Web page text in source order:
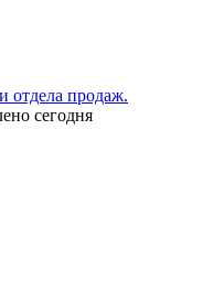
отдела продаж.
сегодня